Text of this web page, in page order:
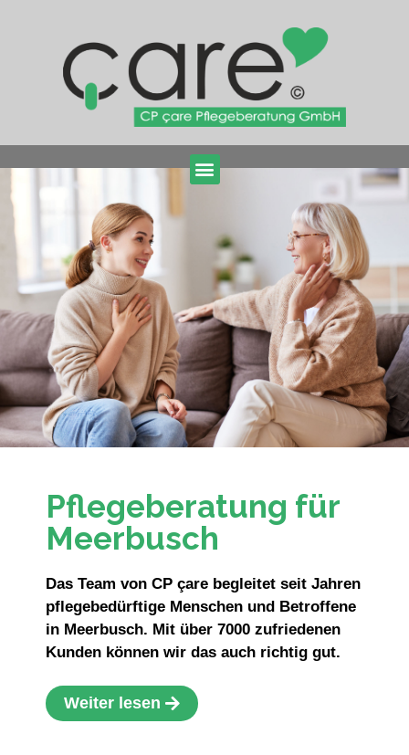
Pflegeberatung für
Meerbusch
Das Team von CP çare begleitet seit Jahren
pflegebedürftige Menschen und Betroffene
in Meerbusch. Mit über 7000 zufriedenen
Kunden können wir das auch richtig gut.
Weiter lesen